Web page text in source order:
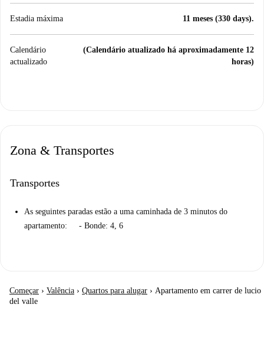
Estadia máxima 11 meses (330 days).
Calendário
actualizado
(Calendário atualizado há aproximadamente 12
horas)
Zona & Transportes
Transportes
As seguintes paradas estão a uma caminhada de 3 minutos do
apartamento: - Bonde: 4, 6
Começar › Valência › Quartos para alugar › Apartamento em carrer de lucio
del valle